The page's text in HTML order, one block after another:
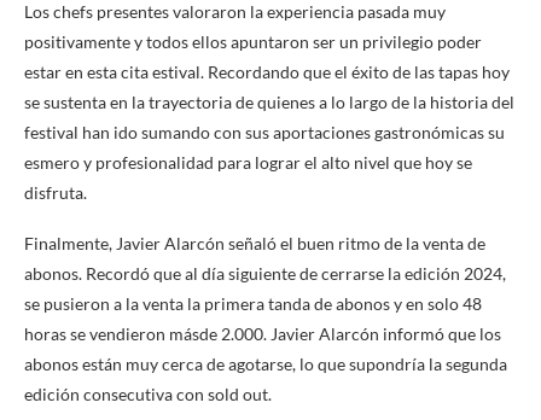
Los chefs presentes valoraron la experiencia pasada muy
positivamente y todos ellos apuntaron ser un privilegio poder
estar en esta cita estival. Recordando que el éxito de las tapas hoy
se sustenta en la trayectoria de quienes a lo largo de la historia del
festival han ido sumando con sus aportaciones gastronómicas su
esmero y profesionalidad para lograr el alto nivel que hoy se
disfruta.
Finalmente, Javier Alarcón señaló el buen ritmo de la venta de
abonos. Recordó que al día siguiente de cerrarse la edición 2024,
se pusieron a la venta la primera tanda de abonos y en solo 48
horas se vendieron másde 2.000. Javier Alarcón informó que los
abonos están muy cerca de agotarse, lo que supondría la segunda
edición consecutiva con sold out.